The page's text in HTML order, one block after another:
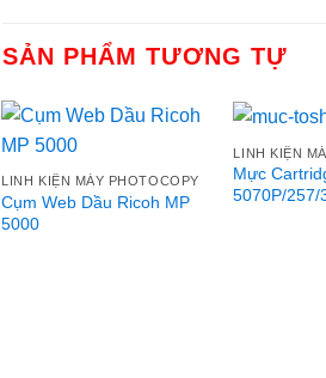
SẢN PHẨM TƯƠNG TỰ
Add to
LINH KIỆN MÁY PHOTOCOPY
Cụm Web Dầu Ricoh MP
5000
LINH KIỆN
Mực
5070P/257/